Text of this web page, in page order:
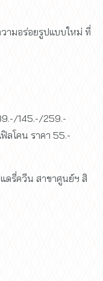
วามอร่อยรูปแบบใหม่ ที่
145.-/259.-
ลโคน ราคา 55.-
ดรี่ควีน สาขาศูนย์ฯ สิ